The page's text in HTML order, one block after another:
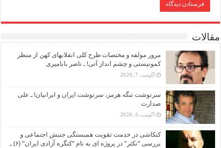
مقالات
مرور مولفه و مختصات طرح کلی انقلابهای کهن از منظر
کمونیستی و چشم انداز آتی! ـ ناصر بابامیری
آگوست 7, 2026
سرنوشت تنگه هرمز، سرنوشت ایران و ایرانیان! ـ علی
صدارت
آگوست 6, 2026
کنکاشی در خدمت تقویت همبستگی جنبش اجتماعی و
بررسی “نکثر” در پروژه ای به نام “کنگره آزادی ایران” (۶) ـ